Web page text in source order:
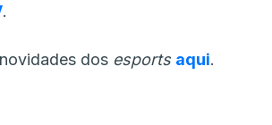
.
dos esports aqui.